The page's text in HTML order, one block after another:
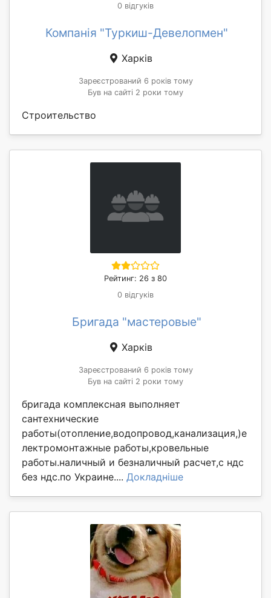
0 відгуків
Компанія "Туркиш-Девелопмен"
Харків
Зареєстрований 6 років тому
Був на сайті 2 роки тому
Строительство
Рейтинг: 26 з 80
0 відгуків
Бригада "мастеровые"
Харків
Зареєстрований 6 років тому
Був на сайті 2 роки тому
бригада комплексная выполняет
сантехнические
работы(отопление,водопровод,канализация,)е
лектромонтажные работы,кровельные
работы.наличный и безналичный расчет,с ндс
без ндс.по Украине.... Докладніше